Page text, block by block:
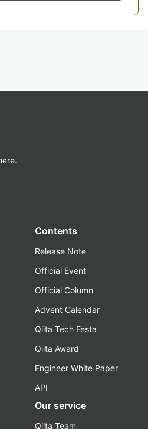
Contents
Release Note
Official Event
Official Column
Advent Calendar
Qiita Tech Festa
Qiita Award
Engineer White Paper
API
Our service
Qiita Team